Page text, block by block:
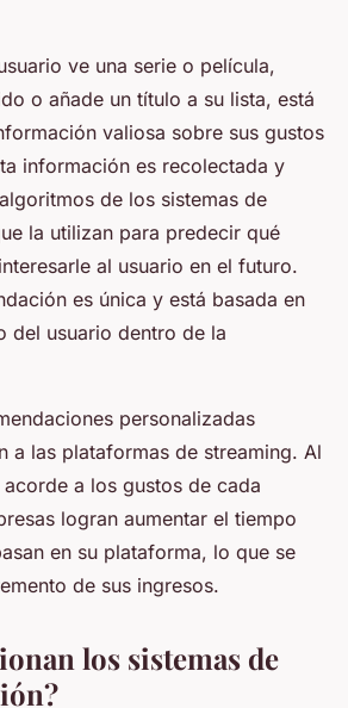
ve una serie o película,
o añade un título a su lista, está
valiosa sobre sus gustos
información es recolectada y
de los sistemas de
la utilizan para predecir qué
al usuario en el futuro.
es única y está basada en
del usuario dentro de la
personalizadas
a las plataformas de streaming. Al
a los gustos de cada
logran aumentar el tiempo
en su plataforma, lo que se
de sus ingresos.
los sistemas de